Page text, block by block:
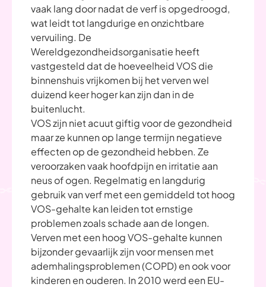
vaak lang door nadat de verf is opgedroogd,
wat leidt tot langdurige en onzichtbare
vervuiling. De
Wereldgezondheidsorganisatie heeft
vastgesteld dat de hoeveelheid VOS die
binnenshuis vrijkomen bij het verven wel
duizend keer hoger kan zijn dan in de
buitenlucht.
VOS zijn niet acuut giftig voor de gezondheid
maar ze kunnen op lange termijn negatieve
effecten op de gezondheid hebben. Ze
veroorzaken vaak hoofdpijn en irritatie aan
neus of ogen. Regelmatig en langdurig
gebruik van verf met een gemiddeld tot hoog
VOS-gehalte kan leiden tot ernstige
problemen zoals schade aan de longen.
Verven met een hoog VOS-gehalte kunnen
bijzonder gevaarlijk zijn voor mensen met
ademhalingsproblemen (COPD) en ook voor
kinderen en ouderen. In 2010 werd een EU-